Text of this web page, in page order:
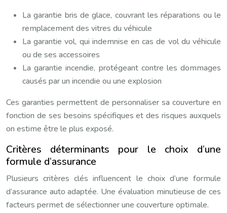
La garantie bris de glace, couvrant les réparations ou le
remplacement des vitres du véhicule
La garantie vol, qui indemnise en cas de vol du véhicule
ou de ses accessoires
La garantie incendie, protégeant contre les dommages
causés par un incendie ou une explosion
Ces garanties permettent de personnaliser sa couverture en
fonction de ses besoins spécifiques et des risques auxquels
on estime être le plus exposé.
Critères déterminants pour le choix d’une
formule d’assurance
Plusieurs critères clés influencent le choix d’une formule
d’assurance auto adaptée. Une évaluation minutieuse de ces
facteurs permet de sélectionner une couverture optimale.